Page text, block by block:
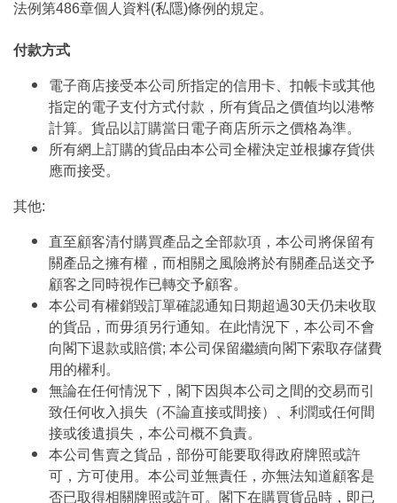
法例第486章個人資料(私隱)條例的規定。
付款方式
電子商店接受本公司所指定的信用卡、扣帳卡或其他
指定的電子支付方式付款，所有貨品之價值均以港幣
計算。貨品以訂購當日電子商店所示之價格為準。
所有網上訂購的貨品由本公司全權決定並根據存貨供
應而接受。
其他:
直至顧客清付購買產品之全部款項，本公司將保留有
關產品之擁有權，而相關之風險將於有關產品送交予
顧客之同時視作已轉交予顧客。
本公司有權銷毀訂單確認通知日期超過30天仍未收取
的貨品，而毋須另行通知。在此情況下，本公司不會
向閣下退款或賠償; 本公司保留繼續向閣下索取存儲費
用的權利。
無論在任何情況下，閣下因與本公司之間的交易而引
致任何收入損失（不論直接或間接）、利潤或任何間
接或後遺損失，本公司概不負責。
本公司售賣之貨品，部份可能要取得政府牌照或許
可，方可使用。本公司並無責任，亦無法知道顧客是
否已取得相關牌照或許可。閣下在購買貨品時，即已